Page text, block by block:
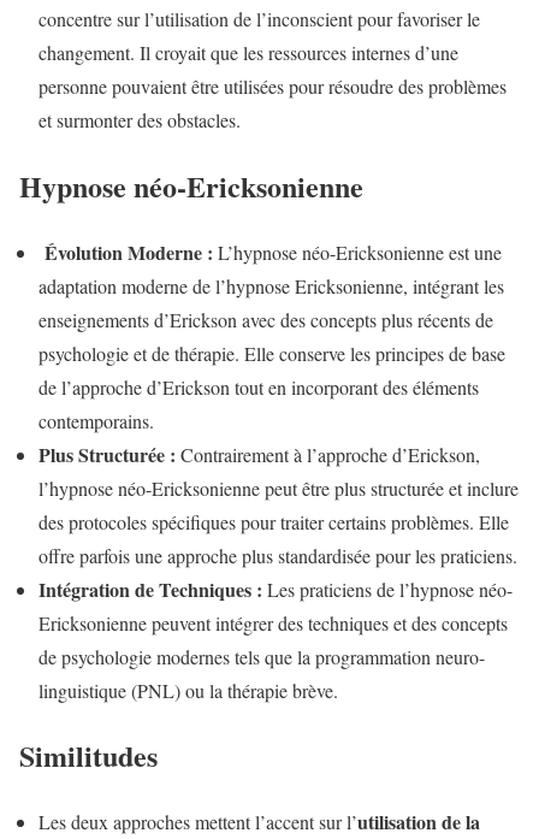
concentre sur l’utilisation de l’inconscient pour favoriser le
changement. Il croyait que les ressources internes d’une
personne pouvaient être utilisées pour résoudre des problèmes
et surmonter des obstacles.
Hypnose néo-Ericksonienne
Évolution Moderne : L’hypnose néo-Ericksonienne est une
adaptation moderne de l’hypnose Ericksonienne, intégrant les
enseignements d’Erickson avec des concepts plus récents de
psychologie et de thérapie. Elle conserve les principes de base
de l’approche d’Erickson tout en incorporant des éléments
contemporains.
Plus Structurée : Contrairement à l’approche d’Erickson,
l’hypnose néo-Ericksonienne peut être plus structurée et inclure
des protocoles spécifiques pour traiter certains problèmes. Elle
offre parfois une approche plus standardisée pour les praticiens.
Intégration de Techniques : Les praticiens de l’hypnose néo-
Ericksonienne peuvent intégrer des techniques et des concepts
de psychologie modernes tels que la programmation neuro-
linguistique (PNL) ou la thérapie brève.
Similitudes
Les deux approches mettent l’accent sur l’utilisation de la